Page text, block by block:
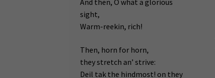
And then, O what a glorious
sight,
Warm-reekin, rich!
Then, horn for horn,
they stretch an’ strive:
Deil tak the hindmost! on they